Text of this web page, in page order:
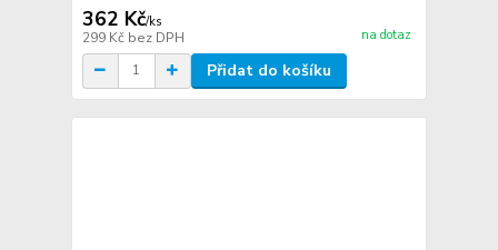
362 Kč/ks
299 Kč bez DPH na dotaz
Přidat do košíku